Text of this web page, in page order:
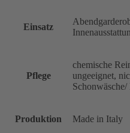
Einsatz
Pflege
chemische
ungeeignet,
Produktion Made in Italy